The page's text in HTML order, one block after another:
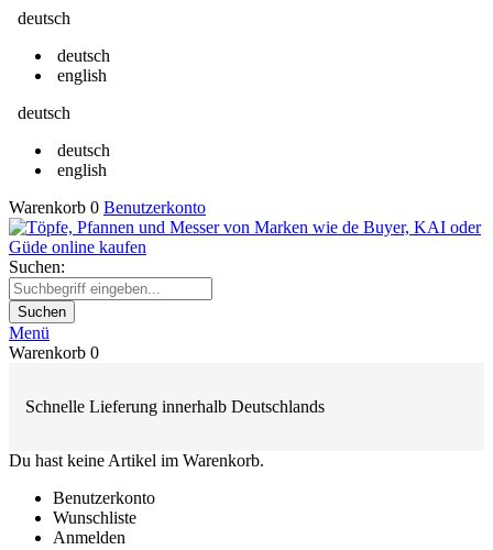
deutsch
deutsch
english
deutsch
deutsch
english
Warenkorb 0 Benutzerkonto
Suchen:
Suchen
Menü
Warenkorb 0
Schnelle Lieferung innerhalb Deutschlands
Du hast keine Artikel im Warenkorb.
Benutzerkonto
Wunschliste
Anmelden